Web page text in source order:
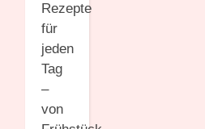
Rezepte
für
jeden
Tag
–
von